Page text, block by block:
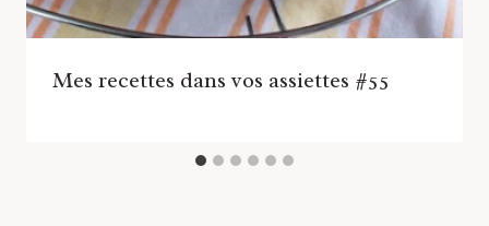
Mes recettes dans vos assiettes #55